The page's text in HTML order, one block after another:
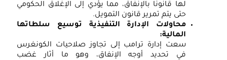
لها قانونًا بالإنفاق، مما يؤدي إلى الإغلاق الحكومي
حتى يتم تمرير قانون التمويل.
محاولات الإدارة التنفيذية توسيع سلطاتها
المالية:
سعت إدارة ترامب إلى تجاوز صلاحيات الكونغرس
في تحديد أوجه الإنفاق، وهو ما أثار غضب